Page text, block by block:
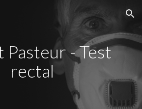
Skip to navigation
Pasteur - Test
rectal